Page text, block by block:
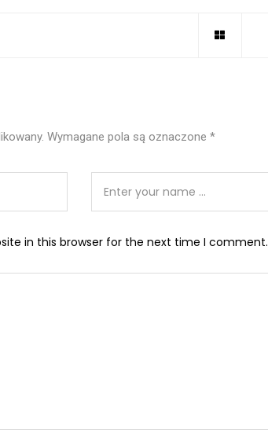
Wymagane pola są oznaczone *
in this browser for the next time I comment.